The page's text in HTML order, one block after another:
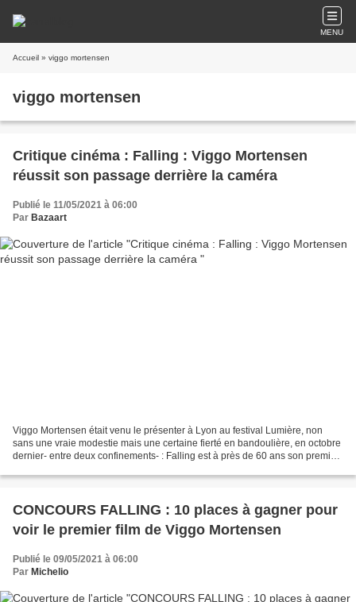
MENU
Accueil » viggo mortensen
viggo mortensen
Critique cinéma : Falling : Viggo Mortensen
réussit son passage derrière la caméra
Publié le 11/05/2021 à 06:00
Par Bazaart
Viggo Mortensen était venu le présenter à Lyon au festival Lumière, non
sans une vraie modestie mais une certaine fierté en bandoulière, en octobre
dernier- entre deux confinements- : Falling est à près de 60 ans son premier
CONCOURS FALLING : 10 places à gagner pour
voir le premier film de Viggo Mortensen
Publié le 09/05/2021 à 06:00
Par Michelio